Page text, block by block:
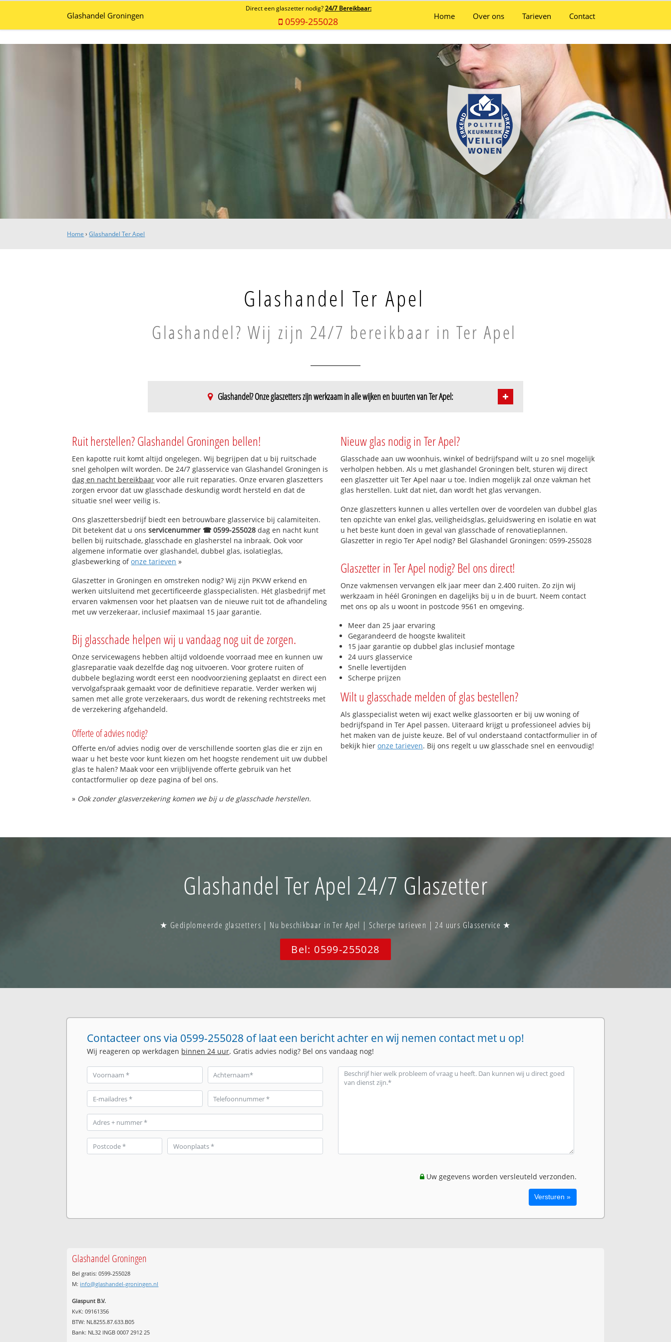
Glashandel Groningen
Direct een glaszetter nodig? 24/7 Bereikbaar:
0599-255028 Home Over ons Tarieven Contact
Home ›Glashandel Ter Apel
Glashandel Ter Apel
Glashandel? Wij zijn 24/7 bereikbaar in Ter Apel
Glashandel? Onze glaszetters zijn werkzaam in alle wijken en buurten van Ter Apel:
Ter Apelkanaal
Ter Apel-West
Jipsingboermussel en Zandberg
Munnekemoer
Burgemeester Beinsdorp
Ter Apel 't Heem
Ruit herstellen? Glashandel Groningen bellen!
Een kapotte ruit komt altijd ongelegen. Wij begrijpen dat u bij ruitschade
snel geholpen wilt worden. De 24/7 glasservice van Glashandel Groningen is
dag en nacht bereikbaar voor alle ruit reparaties. Onze ervaren glaszetters
zorgen ervoor dat uw glasschade deskundig wordt hersteld en dat de
situatie snel weer veilig is.
Ons glaszettersbedrijf biedt een betrouwbare glasservice bij calamiteiten.
Dit betekent dat u onsservicenummer ☎ 0599-255028 dag en nacht kunt
bellen bij ruitschade, glasschade en glasherstel na inbraak. Ook voor
algemene informatie over glashandel, dubbel glas, isolatieglas,
glasbewerking ofonze tarieven »
Glaszetter in Groningen en omstreken nodig? Wij zijn PKVW erkend en
werken uitsluitend met gecertificeerde glasspecialisten. Hét glasbedrijf met
ervaren vakmensen voor het plaatsen van de nieuwe ruit tot de afhandeling
met uw verzekeraar, inclusief maximaal 15 jaar garantie.
Bij glasschade helpen wij u vandaag nog uit de zorgen.
Onze servicewagens hebben altijd voldoende voorraad mee en kunnen uw
glasreparatie vaak dezelfde dag nog uitvoeren. Voor grotere ruiten of
dubbele beglazing wordt eerst een noodvoorziening geplaatst en direct een
vervolgafspraak gemaakt voor de definitieve reparatie. Verder werken wij
samen met alle grote verzekeraars, dus wordt de rekening rechtstreeks met
de verzekering afgehandeld.
Offerte of advies nodig?
Offerte en/of advies nodig over de verschillende soorten glas die er zijn en
waar u het beste voor kunt kiezen om het hoogste rendement uit uw dubbel
glas te halen? Maak voor een vrijblijvende offerte gebruik van het
contactformulier op deze pagina of bel ons.
» Ook zonder glasverzekering komen we bij u de glasschade herstellen.
Nieuw glas nodig in Ter Apel?
Glasschade aan uw woonhuis, winkel of bedrijfspand wilt u zo snel mogelijk
verholpen hebben. Als u met glashandel Groningen belt, sturen wij direct
een glaszetter uit Ter Apel naar u toe. Indien mogelijk zal onze vakman het
glas herstellen. Lukt dat niet, dan wordt het glas vervangen.
Onze glaszetters kunnen u alles vertellen over de voordelen van dubbel glas
ten opzichte van enkel glas, veiligheidsglas, geluidswering en isolatie en wat
u het beste kunt doen in geval van glasschade of renovatieplannen.
Glaszetter in regio Ter Apel nodig? Bel Glashandel Groningen: 0599-255028
Glaszetter in Ter Apel nodig? Bel ons direct!
Onze vakmensen vervangen elk jaar meer dan 2.400 ruiten. Zo zijn wij
werkzaam in héél Groningen en dagelijks bij u in de buurt. Neem contact
met ons op als u woont in postcode 9561 en omgeving.
Meer dan 25 jaar ervaring
Gegarandeerd de hoogste kwaliteit
15 jaar garantie op dubbel glas inclusief montage
24 uurs glasservice
Snelle levertijden
Scherpe prijzen
Wilt u glasschade melden of glas bestellen?
Als glasspecialist weten wij exact welke glassoorten er bij uw woning of
bedrijfspand in Ter Apel passen. Uiteraard krijgt u professioneel advies bij
het maken van de juiste keuze. Bel of vul onderstaand contactformulier in of
bekijk hier onze tarieven. Bij ons regelt u uw glasschade snel en eenvoudig!
Glashandel Ter Apel 24/7 Glaszetter
★ Gediplomeerde glaszetters | Nu beschikbaar in Ter Apel | Scherpe tarieven | 24 uurs Glasservice ★
Bel: 0599-255028
Contacteer ons via 0599-255028 of laat een bericht achter en wij nemen contact met u op!
Wij reageren op werkdagen binnen 24 uur. Gratis advies nodig? Bel ons vandaag nog!
Uw gegevens worden versleuteld verzonden.
Glashandel Groningen
Bel gratis: 0599-255028
M: info@glashandel-groningen.nl
Glaspunt B.V.
KvK: 09161356
BTW: NL8255.87.633.B05
Bank: NL32 INGB 0007 2912 25